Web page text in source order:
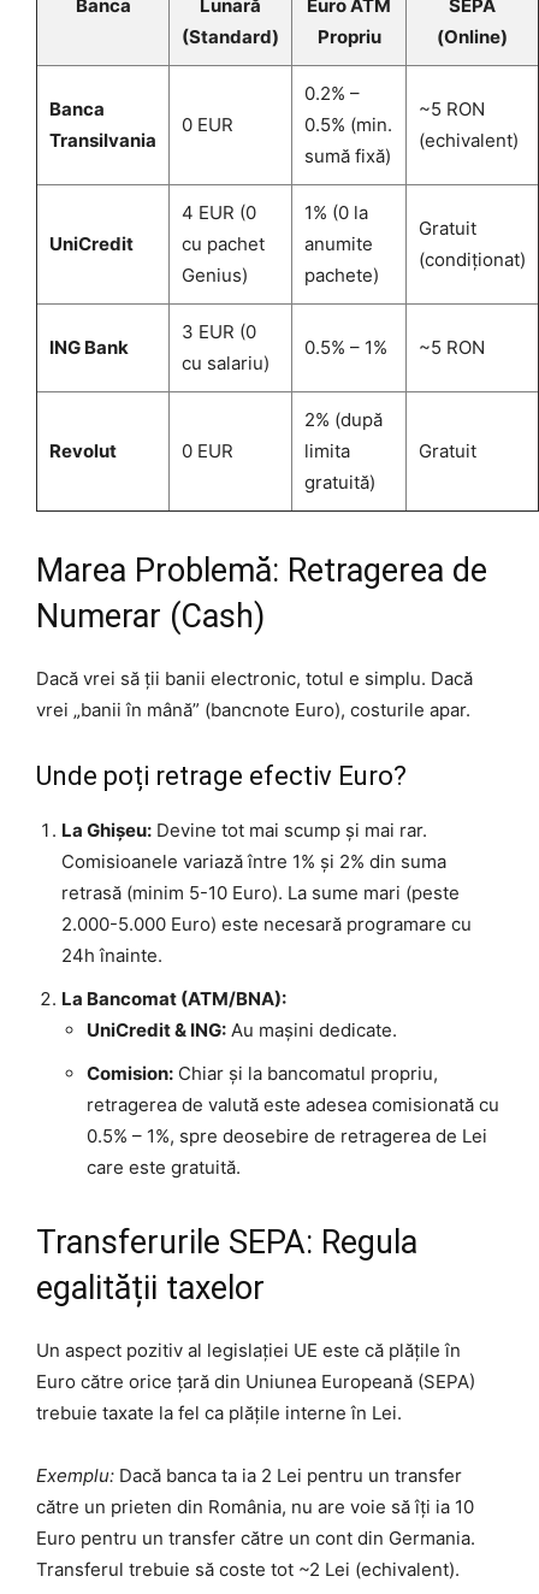
Banca
Lunară
(Standard)
Euro ATM
Propriu
SEPA
(Online)
Banca
Transilvania
0 EUR
0.2% –
0.5% (min.
sumă fixă)
~5 RON
(echivalent)
UniCredit
4 EUR (0
cu pachet
Genius)
1% (0 la
anumite
pachete)
Gratuit
(condiționat)
ING Bank
3 EUR (0
cu salariu)
0.5% – 1% ~5 RON
Revolut 0 EUR
2% (după
limita
gratuită)
Gratuit
Marea Problemă: Retragerea de
Numerar (Cash)
Dacă vrei să ții banii electronic, totul e simplu. Dacă
vrei „banii în mână” (bancnote Euro), costurile apar.
Unde poți retrage efectiv Euro?
La Ghișeu: Devine tot mai scump și mai rar.
Comisioanele variază între 1% și 2% din suma
retrasă (minim 5-10 Euro). La sume mari (peste
2.000-5.000 Euro) este necesară programare cu
24h înainte.
La Bancomat (ATM/BNA):
UniCredit & ING: Au mașini dedicate.
Comision: Chiar și la bancomatul propriu,
retragerea de valută este adesea comisionată cu
0.5% – 1%, spre deosebire de retragerea de Lei
care este gratuită.
Transferurile SEPA: Regula
egalității taxelor
Un aspect pozitiv al legislației UE este că plățile în
Euro către orice țară din Uniunea Europeană (SEPA)
trebuie taxate la fel ca plățile interne în Lei.
Exemplu: Dacă banca ta ia 2 Lei pentru un transfer
către un prieten din România, nu are voie să îți ia 10
Euro pentru un transfer către un cont din Germania.
Transferul trebuie să coste tot ~2 Lei (echivalent).